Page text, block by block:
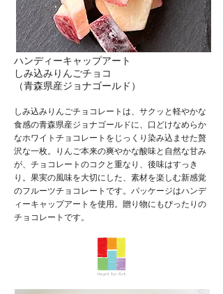
ハンディーキャップアート
しみ込みりんごチョコ
​（青森県産ジョナゴールド）
しみ込みりんごチョコレートは、サクッと軽やかな
食感の青森県産ジョナゴールドに、口どけなめらか
なホワイトチョコレートをじっくり染み込ませた贅
沢な一枚。りんご本来の爽やかな酸味と自然な甘み
が、チョコレートのコクと重なり、後味はすっき
り。果実の風味を大切にした、素材を楽しむ新感覚
のフルーツチョコレートです。パッケージはハンデ
ィーキャップアートを使用。贈り物にもぴったりの
チョコレートです。